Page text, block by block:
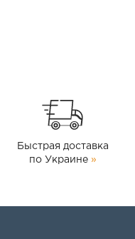
Быстрая доставка
по Украине »